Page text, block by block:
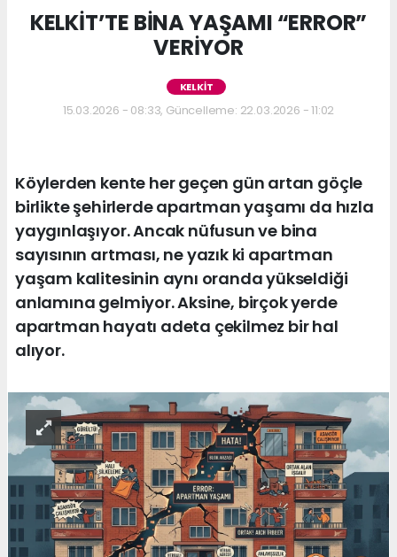
KELKİT’TE BİNA YAŞAMI “ERROR”
VERİYOR
KELKİT
15.03.2026 - 08:33, Güncelleme: 22.03.2026 - 11:02
Köylerden kente her geçen gün artan göçle
birlikte şehirlerde apartman yaşamı da hızla
yaygınlaşıyor. Ancak nüfusun ve bina
sayısının artması, ne yazık ki apartman
yaşam kalitesinin aynı oranda yükseldiği
anlamına gelmiyor. Aksine, birçok yerde
apartman hayatı adeta çekilmez bir hal
alıyor.